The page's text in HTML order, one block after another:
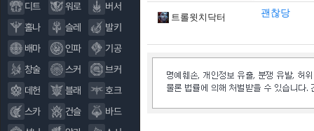
디트 워로
버서
홀나
슬레
발키
배마
인파
기공
창술
스커
브커
데헌
블래
호크
스카
건슬
바드
트롤윗치닥터 괜찮당